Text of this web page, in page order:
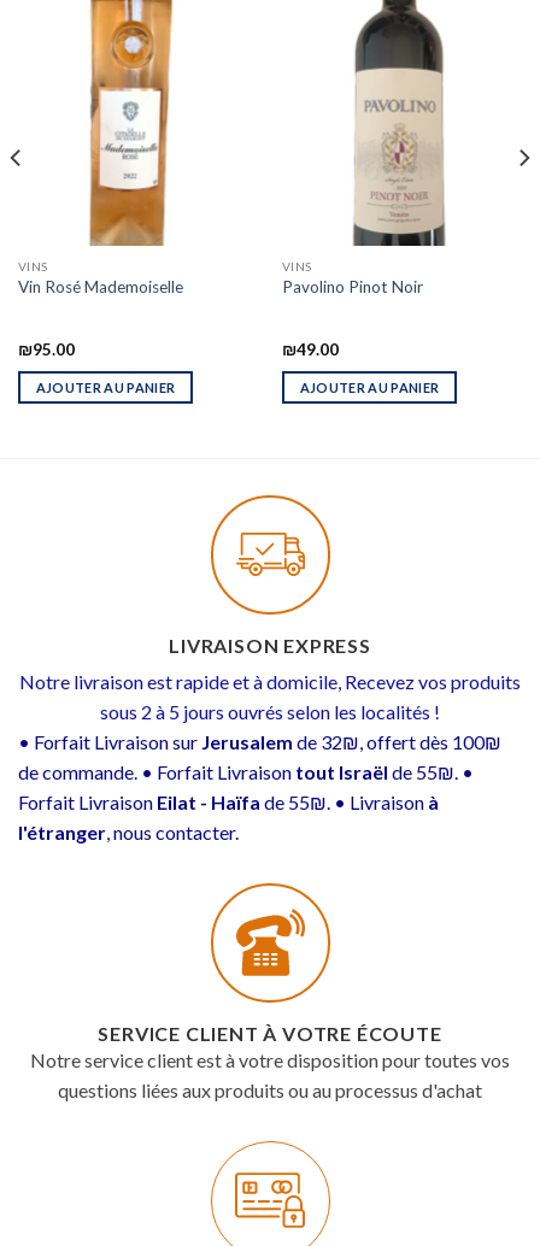
VINS
Vin Rosé Mademoiselle
₪95.00
AJOUTER AU PANIER
VINS
Pavolino Pinot Noir
₪49.00
AJOUTER AU PANIER
LIVRAISON EXPRESS
Notre livraison est rapide et à domicile, Recevez vos produits
sous 2 à 5 jours ouvrés selon les localités !
• Forfait Livraison sur Jerusalem de 32₪, offert dès 100₪
de commande. • Forfait Livraison tout Israël de 55₪. •
Forfait Livraison Eilat - Haïfa de 55₪. • Livraison à
l'étranger, nous contacter.
SERVICE CLIENT À VOTRE ÉCOUTE
Notre service client est à votre disposition pour toutes vos
questions liées aux produits ou au processus d'achat